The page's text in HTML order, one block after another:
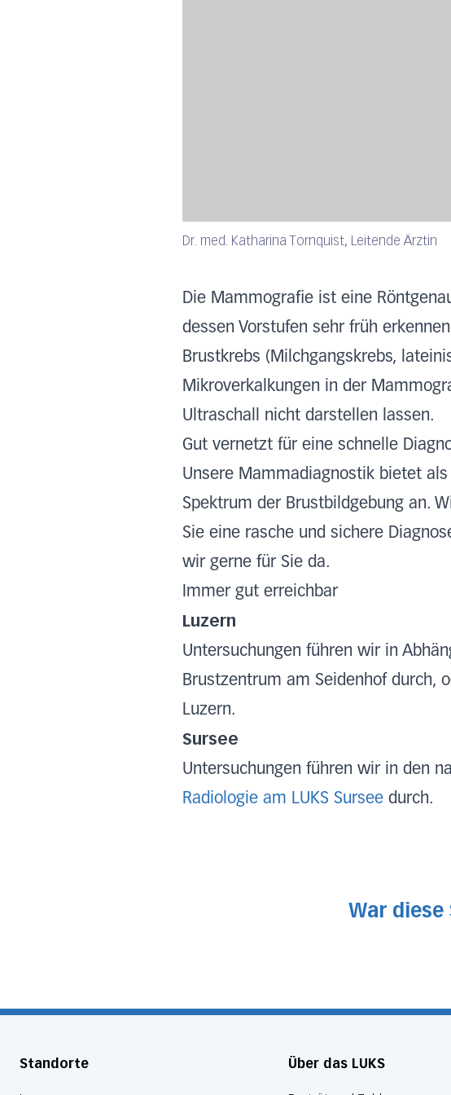
Dr. med. Katharina Tornquist, Leitende Ärztin
Die Mammografie ist eine
dessen Vorstufen sehr früh
Brustkrebs (Milchgangskrebs,
Mikroverkalkungen in der
Ultraschall nicht darstellen lassen.
Gut vernetzt für eine schnelle
Unsere Mammadiagnostik bietet
Spektrum der Brustbildgebung an.
Sie eine rasche und sichere
wir gerne für Sie da.
Immer gut erreichbar
Luzern
Untersuchungen führen wir in
Brustzentrum am Seidenhof durch,
Luzern.
Sursee
Untersuchungen führen wir in den
Radiologie am LUKS Sursee durch.
War
Standorte Über das LUKS